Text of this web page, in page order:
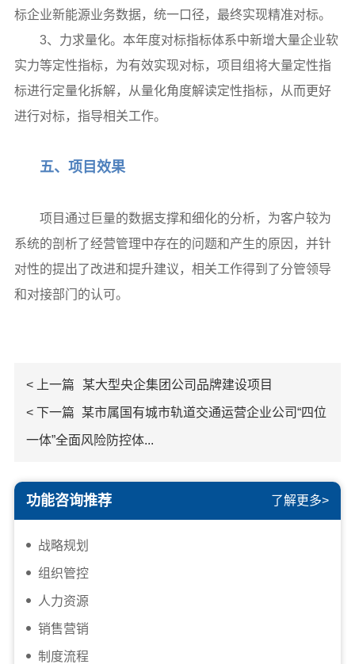
标企业新能源业务数据，统一口径，最终实现精准对标。
3、力求量化。本年度对标指标体系中新增大量企业软
实力等定性指标，为有效实现对标，项目组将大量定性指
标进行定量化拆解，从量化角度解读定性指标，从而更好
进行对标，指导相关工作。
五、项目效果
项目通过巨量的数据支撑和细化的分析，为客户较为
系统的剖析了经营管理中存在的问题和产生的原因，并针
对性的提出了改进和提升建议，相关工作得到了分管领导
和对接部门的认可。
< 上一篇 某大型央企集团公司品牌建设项目
< 下一篇 某市属国有城市轨道交通运营企业公司“四位
一体”全面风险防控体...
功能咨询推荐 了解更多>
战略规划
组织管控
人力资源
销售营销
制度流程